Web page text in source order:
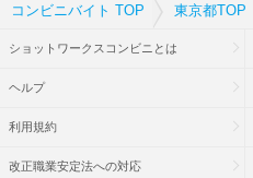
コンビニバイト TOP 東京都TOP
ショットワークスコンビニとは
ヘルプ
利用規約
改正職業安定法への対応